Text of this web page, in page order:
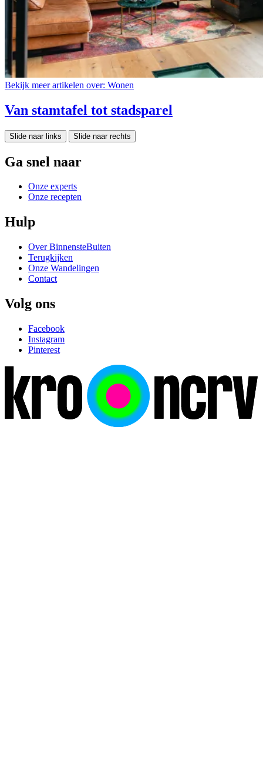
Bekijk meer artikelen over: Wonen
Van stamtafel tot stadsparel
Slide naar links Slide naar rechts
Ga snel naar
Onze experts
Onze recepten
Hulp
Over BinnensteBuiten
Terugkijken
Onze Wandelingen
Contact
Volg ons
Facebook
Instagram
Pinterest